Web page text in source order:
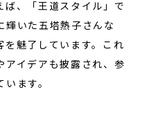
ば、「王道スタイル」で
輝いた五塔熱子さんな
を魅了しています。これ
アイデアも披露され、参
ます。